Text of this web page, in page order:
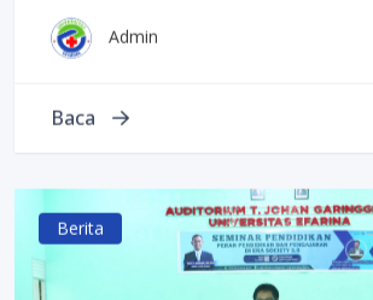
Admin
Baca
Berita